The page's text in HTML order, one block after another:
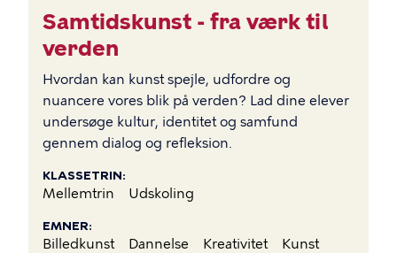
Samtidskunst - fra værk til
verden
Hvordan kan kunst spejle, udfordre og
nuancere vores blik på verden? Lad dine elever
undersøge kultur, identitet og samfund
gennem dialog og refleksion.
KLASSETRIN
Mellemtrin Udskoling
EMNER
Billedkunst Dannelse Kreativitet
Kunst